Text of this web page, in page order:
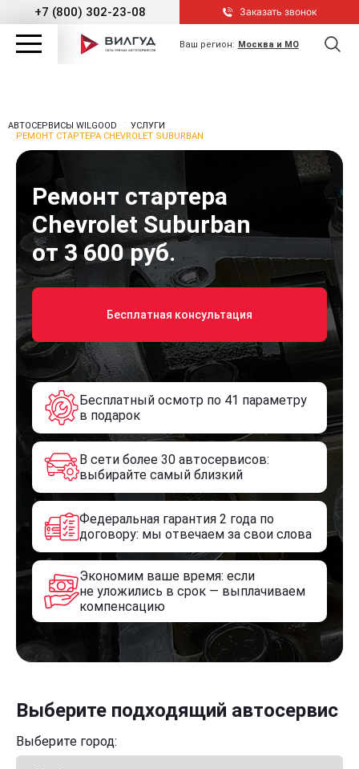
+7 (800) 302-23-08 Заказать звонок
Ваш регион: Москва и МО
АВТОСЕРВИСЫ WILGOOD
УСЛУГИ
РЕМОНТ СТАРТЕРА CHEVROLET SUBURBAN
Ремонт стартера
Chevrolet Suburban
от 3 600 руб.
Бесплатная консультация
Бесплатный осмотр по 41 параметру
в подарок
В сети более 30 автосервисов:
выбирайте самый близкий
Федеральная гарантия 2 года по
договору: мы отвечаем за свои слова
Экономим ваше время: если
не уложились в срок — выплачиваем
компенсацию
Выберите подходящий автосервис
Выберите город: